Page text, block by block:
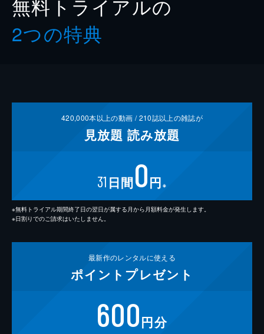
無料トライアルの
2つの特典
420,000本以上の動画 /210誌以上の雑誌が
見放題 読み放題
31 日間0円 ※
※無料トライアル期間終了日の翌日が属する月から月額料金が発生します。
※日割りでのご請求はいたしません。
最新作のレンタルに使える
ポイント プレゼント
600円分